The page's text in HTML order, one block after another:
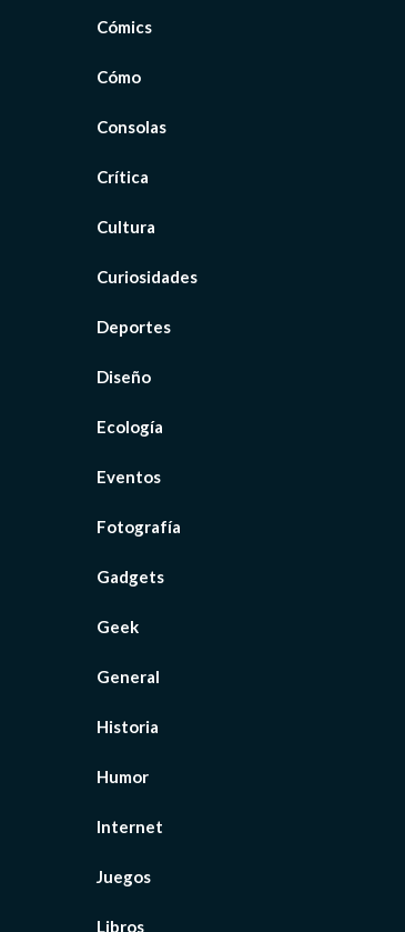
Cómics
Cómo
Consolas
Crítica
Cultura
Curiosidades
Deportes
Diseño
Ecología
Eventos
Fotografía
Gadgets
Geek
General
Historia
Humor
Internet
Juegos
Libros